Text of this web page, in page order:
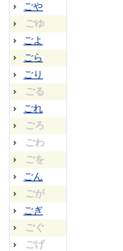
ごや
ごゆ
ごよ
ごら
ごり
ごる
ごれ
ごろ
ごわ
ごを
ごん
ごが
ごぎ
ごぐ
ごげ